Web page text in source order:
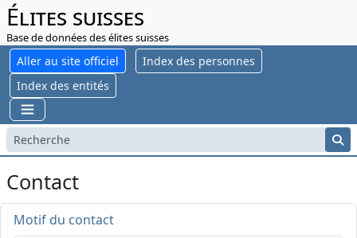
Élites suisses
Base de données des élites suisses
Aller au site officiel
Index des personnes
Index des entités
Contact
Motif du contact